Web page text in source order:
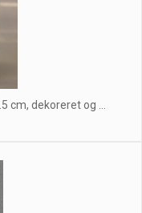
cm, dekoreret og ...